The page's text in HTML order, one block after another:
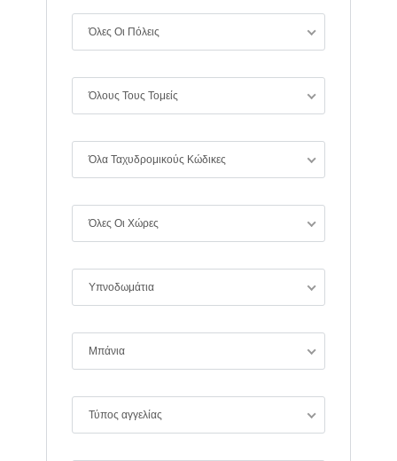
Χάσατε τον κωδικό σας;
Όλες Οι Πόλεις
Όλους Τους Τομείς
Όλα Ταχυδρομικούς Κώδικες
Όλες Οι Χώρες
Υπνοδωμάτια
Μπάνια
Τύπος αγγελίας